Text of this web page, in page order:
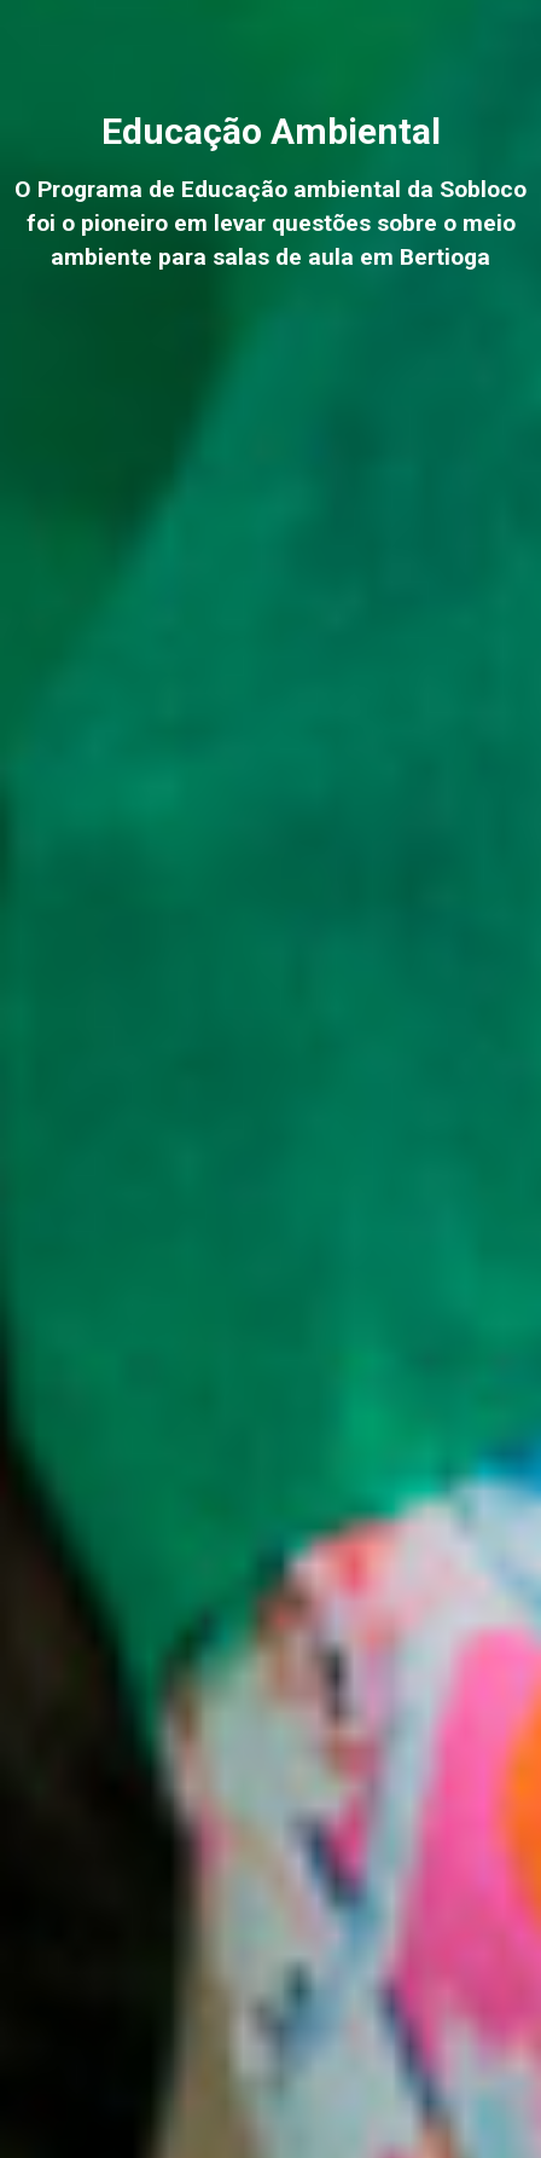
Educação Ambiental
O Programa de Educação ambiental da Sobloco
foi o pioneiro em levar questões sobre o meio
ambiente para salas de aula em Bertioga